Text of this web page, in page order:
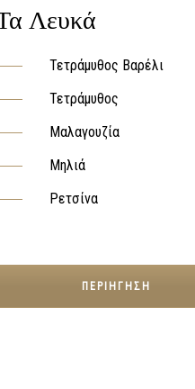
Λευκά
Τετράμυθος Βαρέλι
Τετράμυθος
Μαλαγουζία
Μηλιά
Ρετσίνα
ΠΕΡΙΉΓΗΣΗ